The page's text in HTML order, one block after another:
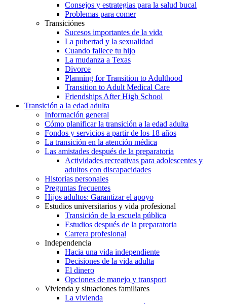
Consejos y estrategias para la salud bucal
Problemas para comer
Transiciónes
Sucesos importantes de la vida
La pubertad y la sexualidad
Cuando fallece tu hijo
La mudanza a Texas
Divorce
Planning for Transition to Adulthood
Transition to Adult Medical Care
Friendships After High School
Transición a la edad adulta
Información general
Cómo planificar la transición a la edad adulta
Fondos y servicios a partir de los 18 años
La transición en la atención médica
Las amistades después de la preparatoria
Actividades recreativas para adolescentes y
adultos con discapacidades
Historias personales
Preguntas frecuentes
Hijos adultos: Garantizar el apoyo
Estudios universitarios y vida profesional
Transición de la escuela pública
Estudios después de la preparatoria
Carrera profesional
Independencia
Hacia una vida independiente
Decisiones de la vida adulta
El dinero
Opciones de manejo y transport
Vivienda y situaciones familiares
La vivienda